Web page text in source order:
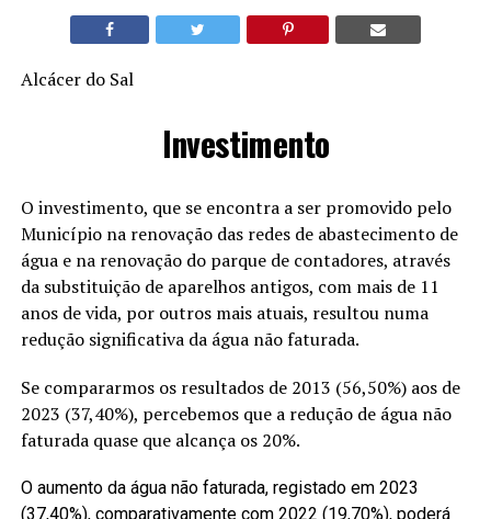
Alcácer do Sal
Investimento
O investimento, que se encontra a ser promovido pelo
Município na renovação das redes de abastecimento de
água e na renovação do parque de contadores, através
da substituição de aparelhos antigos, com mais de 11
anos de vida, por outros mais atuais, resultou numa
redução significativa da água não faturada.
Se compararmos os resultados de 2013 (56,50%) aos de
2023 (37,40%), percebemos que a redução de água não
faturada quase que alcança os 20%.
O aumento da água não faturada, registado em 2023
(37,40%), comparativamente com 2022 (19,70%), poderá